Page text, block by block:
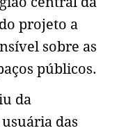
projeto a
sobre as
públicos.
da
das